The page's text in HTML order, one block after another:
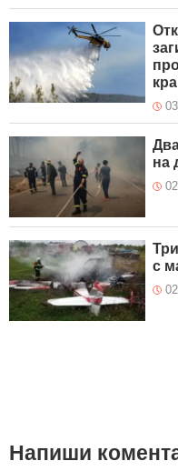
на
с
Напиши